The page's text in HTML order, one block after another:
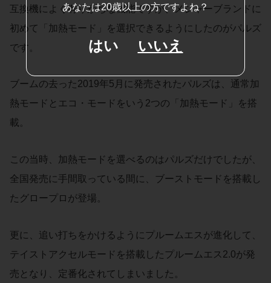
互換機によく有りがちな機能ですが、メジャーブランドに
初めて「加熱モード」を選択できるようにしたのがパルズ
です。
ブームの去った2019年5月に発売されたパルズは、通常加
熱モードとエコ・モードをいう2つの「加熱モード」を搭
載。
この当時、加熱モードを選べるのはパルズだけでしたが、
全国発売に手間取っている間に、ブーストモードを搭載し
たグロープロが登場。
更に、追い打ちをかけるようにプルームエスが進化して、
テイストアクセルモードを搭載したプルームエス2.0が発
売となり、定番化されてしまいました。
あなたは20歳以上の方ですよね？
はい いいえ